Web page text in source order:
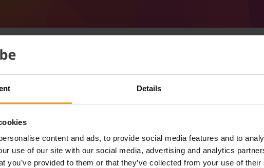
Details
content and ads, to provide social media features and to
use of our site with our social media, advertising and analytics
you’ve provided to them or that they’ve collected from your use of
Cách tạo Minecraft
Máy chủ
chủ của bạn → Máy chủ trò chơi →
Thích chơi trên máy chủ!